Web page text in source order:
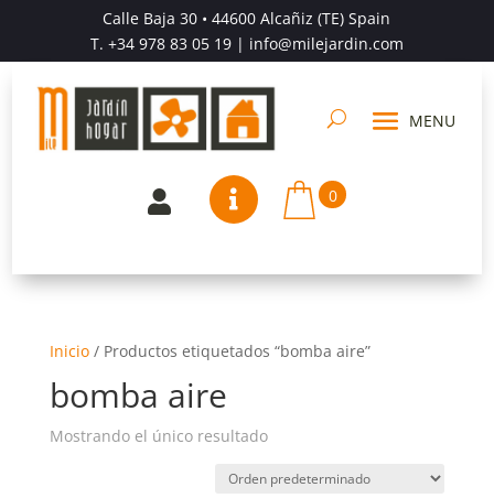
Calle Baja 30 • 44600 Alcañiz (TE) Spain
T. +34 978 83 05 19| info@milejardin.com
  0
Inicio/ Productos etiquetados “bomba aire”
bomba aire
Mostrando el único resultado